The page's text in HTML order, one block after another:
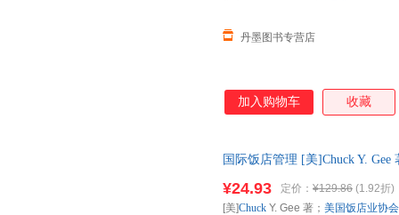
丹墨图书专营店
加入购物车 收藏
国际饭店管理 [美]Chuck Y.
¥24.93 定价： ¥129.86 (1.92折)
[美]Chuck Y. Gee 著； 美国饭店业协会